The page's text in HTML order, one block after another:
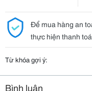
Để mua hàng an
thực hiện thanh
Từ khóa gợi ý:
Bình luận